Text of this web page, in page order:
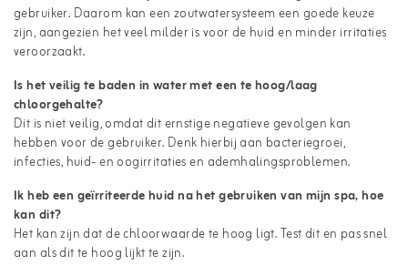
gebruiker. Daarom kan een zoutwatersysteem een goede keuze
zijn, aangezien het veel milder is voor de huid en minder irritaties
veroorzaakt.
Is het veilig te baden in water met een te hoog/laag
chloorgehalte?
Dit is niet veilig, omdat dit ernstige negatieve gevolgen kan
hebben voor de gebruiker. Denk hierbij aan bacteriegroei,
infecties, huid- en oogirritaties en ademhalingsproblemen.
Ik heb een geïrriteerde huid na het gebruiken van mijn spa, hoe
kan dit?
Het kan zijn dat de chloorwaarde te hoog ligt. Test dit en pas snel
aan als dit te hoog lijkt te zijn.